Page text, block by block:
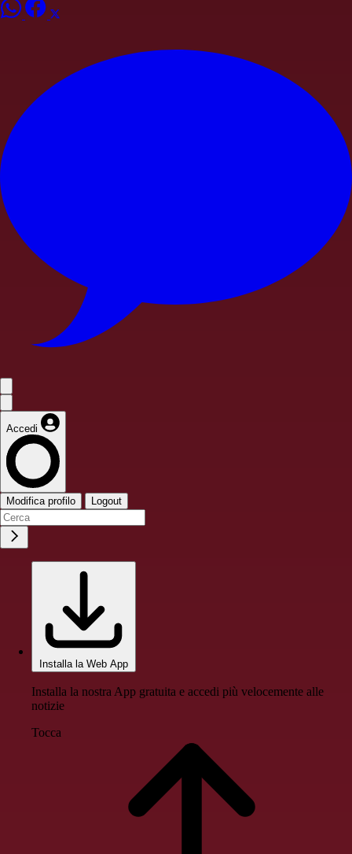
Accedi
Modifica profilo Logout
Installa la Web App
Installa la nostra App gratuita e accedi più velocemente alle
notizie
Tocca